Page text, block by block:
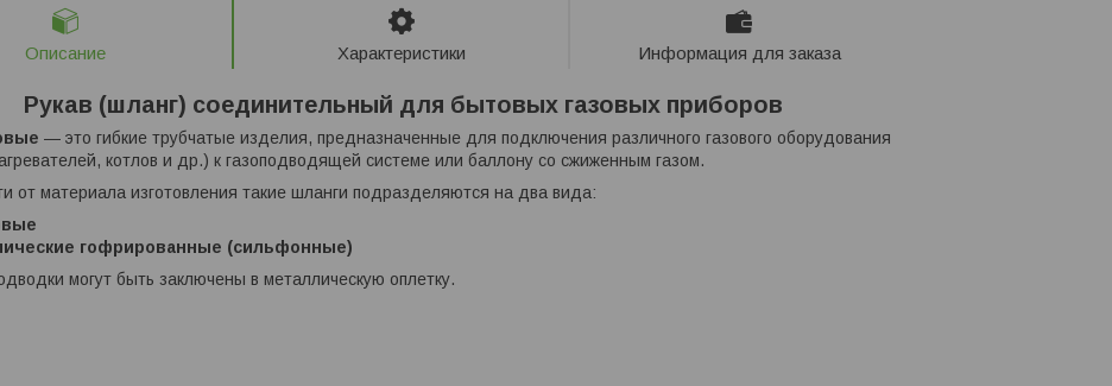
Описание Характеристики Информация для заказа
Рукав (шланг) соединительный для бытовых газовых приборов
— это гибкие трубчатые изделия, предназначенные для подключения различного газового оборудования
котлов и др.) к газоподводящей системе или баллону со сжиженным газом.
от материала изготовления такие шланги подразделяются на два вида:
гофрированные (сильфонные)
могут быть заключены в металлическую оплетку.